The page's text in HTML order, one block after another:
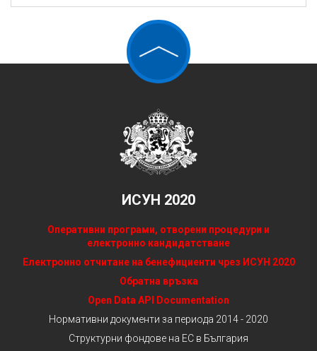
ИСУН 2020
Оперативни програми, отворени процедури и
електронно кандидатстване
Електронно отчитане на бенефициенти чрез ИСУН 2020
Обратна връзка
Open Data API Documentation
Нормативни документи за периода 2014 - 2020
Структурни фондове на ЕС в България